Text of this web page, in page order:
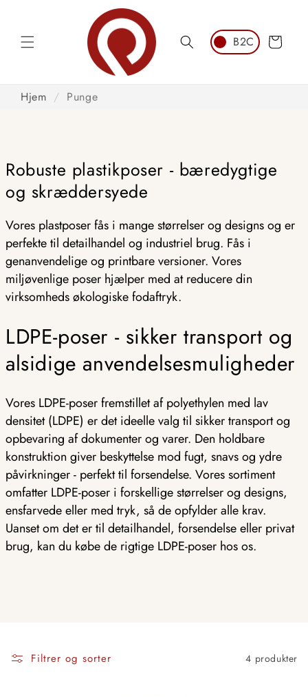
Vogn
Hjem / Punge
Robuste plastikposer - bæredygtige
og skræddersyede
Vores plastposer fås i mange størrelser og designs og er
perfekte til detailhandel og industriel brug. Fås i
genanvendelige og printbare versioner. Vores
miljøvenlige poser hjælper med at reducere din
virksomheds økologiske fodaftryk.
LDPE-poser - sikker transport og
alsidige anvendelsesmuligheder
Vores LDPE-poser fremstillet af polyethylen med lav
densitet (LDPE) er det ideelle valg til sikker transport og
opbevaring af dokumenter og varer. Den holdbare
konstruktion giver beskyttelse mod fugt, snavs og ydre
påvirkninger - perfekt til forsendelse. Vores sortiment
omfatter LDPE-poser i forskellige størrelser og designs,
ensfarvede eller med tryk, så de opfylder alle krav.
Uanset om det er til detailhandel, forsendelse eller privat
brug, kan du købe de rigtige LDPE-poser hos os.
Filtrer og sorter 4 produkter